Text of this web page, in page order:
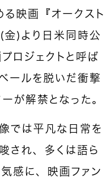
る映画『オークスト
）より日米同時公
ロジェクトと呼ば
ールを脱いだ衝撃
が解禁となった。
では平凡な日常を
され、多くは語ら
感に、映画ファン